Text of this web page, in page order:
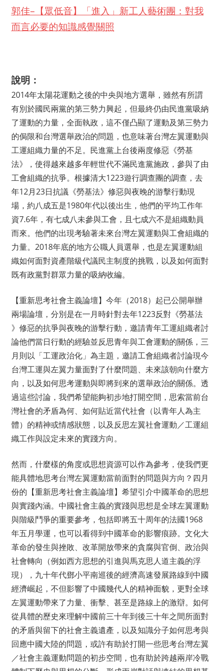
郭佳–【眾低音】「進入」新工人藝術團：對我
而言必要的知識感覺關照
說明：
2014年太陽花運動之後的中央與地方選舉，雖然有所謂
有別於國民兩黨的第三勢力興起，但最終仍由民進黨吸納
了運動的力量，全面執政，這不僅凸顯了運動及第三勢力
的侷限和台灣選舉政治的問題，也意味著台灣左翼運動與
工運組織力量的不足。民進黨上台後兩度修惡《勞基
法》，使得越來越多年輕世代不滿民進黨施政，參與了由
工會組織的抗爭。根據清大1223遊行調查團的調查，去
年12月23日抗議《勞基法》修惡與夜晚的游擊行動現
場，約八成五是1980年代以後出生，他們的平均工作年
資7.6年，有七成八未參與工會，且七成六不是組織動員
而來。他們的出現考驗著未來台灣左翼運動與工會組織的
力量。2018年底的地方公職人員選舉，也是左翼運動組
織如何面對資產階級代議民主制度的挑戰，以及如何面對
既有政黨對群眾力量的吸納收編。
【重新思考社會主義論壇】今年（2018）起已公開舉辦
兩場論壇，分別是在一月時針對去年1223反對《勞基法
》修惡的抗爭與夜晚的游擊行動，邀請青年工運組織者討
論他們當日行動的經驗並反思青年與工會運動的關係，三
月則以「工運政治化」為主題，邀請工會組織者討論現今
台灣工運與左翼力量面對了什麼問題、未來該朝向什麼方
向，以及如何思考運動與即將到來的選舉政治的關係。透
過這些討論，我們希望能夠初步地打開空間，思索當前台
灣社會的矛盾為何、如何貼近當代社會（以青年人為主
體）的精神或情感狀態，以及反思左翼社會運動／工運組
織工作與設定未來的實踐方向。
然而，什麼樣的角度或思想資源可以作為參考，使我們更
能具體地思考台灣左翼運動當前面對的問題與方向？四月
份的 【重新思考社會主義論壇】希望引介中國革命的思想
與實踐內涵。中國社會主義的實踐與思想是全球左翼運動
與階級鬥爭的重要參考，包括即將五十周年的法國1968
年五月學運，也可以看得到中國革命的影響痕跡。文化大
革命的發生與挫敗、改革開放帶來的貪腐與官倒、政治與
社會轉向（例如西方思想的引進與馬克思人道主義的浮
現），九十年代鄧小平南巡後的經濟高速發展路線到中國
經濟崛起，不但影響了中國幾代人的精神面貌，更對全球
左翼運動帶來了力量、 衝擊、甚至是路線上的激辯。如何
從具體的歷史來理解中國前三十年到後三十年之間所面對
的矛盾與留下的社會主義遺產，以及知識分子如何思考與
回應中國大陸的問題，或許有助於打開一些思考台灣左翼
／社會主義運動問題的初步空間 ，也有助於跨越兩岸冷戰